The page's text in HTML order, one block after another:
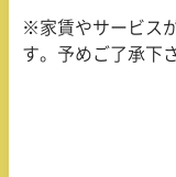
※家賃やサービス
す。予めご了承下